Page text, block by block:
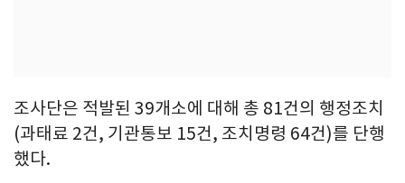
조사단은 적발된 39개소에 대해 총 81건의 행정조치
(과태료 2건, 기관통보 15건, 조치명령 64건)를 단행
했다.